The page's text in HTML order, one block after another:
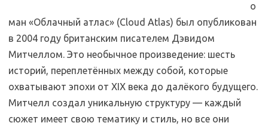
о
ман «Облачный атлас» (Cloud Atlas) был опубликован
в 2004 году британским писателем Дэвидом
Митчеллом. Это необычное произведение: шесть
историй, переплетённых между собой, которые
охватывают эпохи от XIX века до далёкого будущего.
Митчелл создал уникальную структуру — каждый
сюжет имеет свою тематику и стиль, но все они